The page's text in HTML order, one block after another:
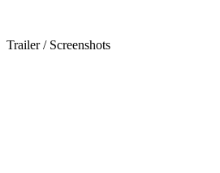
Trailer / Screenshots